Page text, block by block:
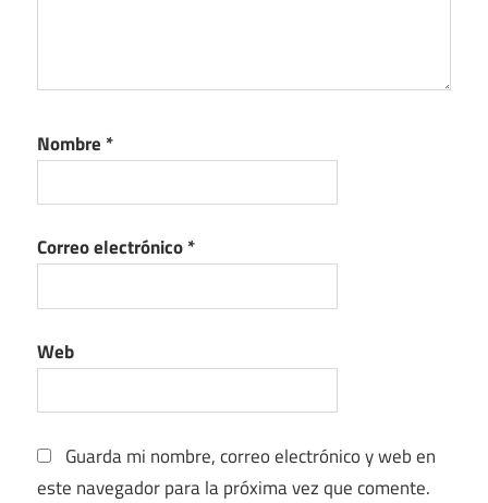
Nombre *
Correo electrónico*
Web
Guarda mi nombre, correo electrónico y web en
este navegador para la próxima vez que comente.